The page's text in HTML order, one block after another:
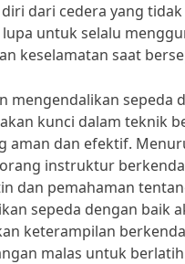
dari cedera yang
lupa untuk selalu
keselamatan saat
mengendalikan sepeda
kunci dalam teknik
aman dan efektif.
instruktur
dan pemahaman
sepeda dengan baik
keterampilan
malas untuk